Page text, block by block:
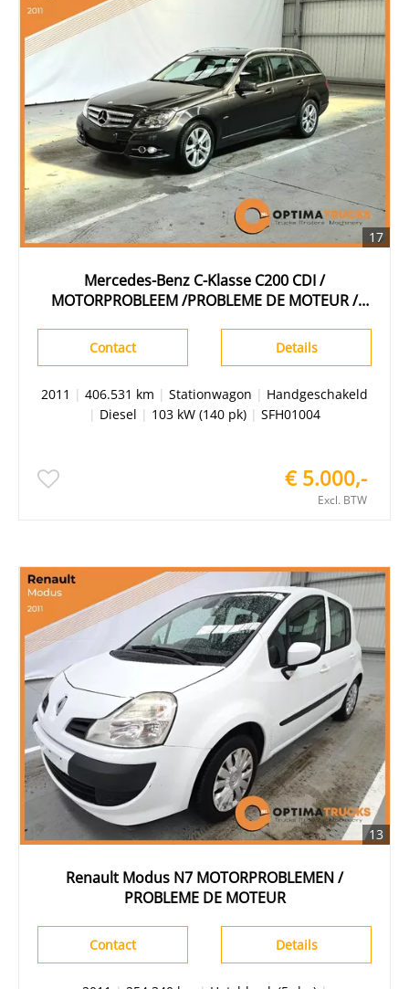
17
Mercedes-Benz C-Klasse C200 CDI /
MOTORPROBLEEM /PROBLEME DE MOTEUR /
Details
Contact
2011 | 406.531 km | Stationwagon | Handgeschakeld
| Diesel | 103 kW (140 pk) | SFH01004
€ 5.000,-
Excl. BTW
13
Renault Modus N7 MOTORPROBLEMEN /
PROBLEME DE MOTEUR
Details
Contact